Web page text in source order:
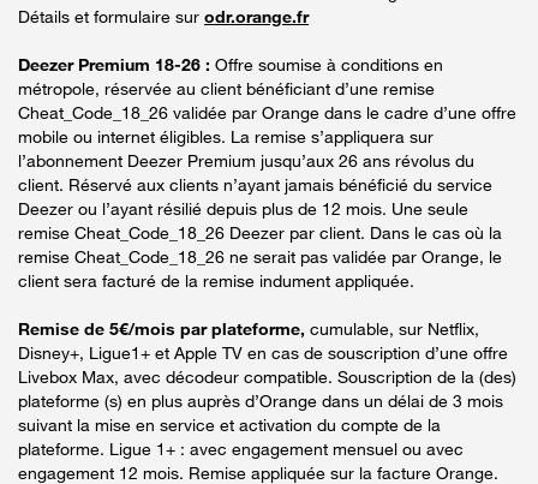
Détails et formulaire sur odr.orange.fr
Deezer Premium 18-26 : Offre soumise à conditions en
métropole, réservée au client bénéficiant d’une remise
Cheat_Code_18_26 validée par Orange dans le cadre d’une offre
mobile ou internet éligibles. La remise s’appliquera sur
l’abonnement Deezer Premium jusqu’aux 26 ans révolus du
client. Réservé aux clients n’ayant jamais bénéficié du service
Deezer ou l’ayant résilié depuis plus de 12 mois. Une seule
remise Cheat_Code_18_26 Deezer par client. Dans le cas où la
remise Cheat_Code_18_26 ne serait pas validée par Orange, le
client sera facturé de la remise indument appliquée.
Remise de 5€/mois par plateforme, cumulable, sur Netflix,
Disney+, Ligue1+ et Apple TV en cas de souscription d’une offre
Livebox Max, avec décodeur compatible. Souscription de la (des)
plateforme (s) en plus auprès d’Orange dans un délai de 3 mois
suivant la mise en service et activation du compte de la
plateforme. Ligue 1+ : avec engagement mensuel ou avec
engagement 12 mois. Remise appliquée sur la facture Orange.